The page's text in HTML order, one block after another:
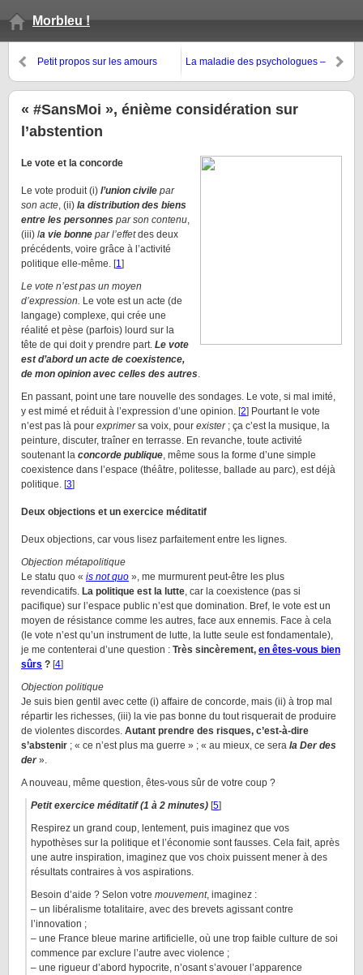
Morbleu !
Petit propos sur les amours
La maladie des psychologues –
« #SansMoi », énième considération sur
l’abstention
Le vote et la concorde
Le vote produit (i) l’union civile par
son acte, (ii) la distribution des biens
entre les personnes par son contenu,
(iii) la vie bonne par l’effetdes deux
précédents, voire grâce à l’activité
politique elle-même. [1]
Le vote n’est pas un moyen
d’expression. Le vote est un acte (de
langage) complexe, qui crée une
réalité et pèse (parfois) lourd sur la
tête de qui doit y prendre part. Le vote
est d’abord un acte de coexistence,
de mon opinion avec celles des autres.
En passant, point une tare nouvelle des sondages. Le vote, si mal imité,
y est mimé et réduit à l’expression d’une opinion. [2] Pourtant le vote
n’est pas là pour exprimersa voix, pour exister; ça c’est la musique, la
peinture, discuter, traîner en terrasse. En revanche, toute activité
soutenant la concorde publique, même sous la forme d’une simple
coexistence dans l’espace (théâtre, politesse, ballade au parc), est déjà
politique. [3]
Deux objections et un exercice méditatif
Deux objections, car vous lisez parfaitement entre les lignes.
Objection métapolitique
Le statu quo « is not quo », me murmurent peut-être les plus
revendicatifs. La politique est la lutte, car la coexistence (pas si
pacifique) sur l’espace public n’est que domination. Bref, le vote est un
moyen de résistance comme les autres, face aux ennemis. Face à cela
(le vote n’est qu’un instrument de lutte, la lutte seule est fondamentale),
je me contenterai d’une question : Très sincèrement, en êtes-vous bien
sûrs ? [4]
Objection politique
Je suis bien gentil avec cette (i) affaire de concorde, mais (ii) à trop mal
répartir les richesses, (iii) la vie pas bonne du tout risquerait de produire
de violentes discordes. Autant prendre des risques, c’est-à-dire
s’abstenir ; « ce n’est plus ma guerre » ; « au mieux, ce sera la Der des
der ».
A nouveau, même question, êtes-vous sûr de votre coup ?
Petit exercice méditatif (1 à 2 minutes) [5]
Respirez un grand coup, lentement, puis imaginez que vos
hypothèses sur la politique et l’économie sont fausses. Cela fait, après
une autre inspiration, imaginez que vos choix puissent mener à des
résultats contraires à vos aspirations.
Besoin d’aide ? Selon votre mouvement, imaginez :
– un libéralisme totalitaire, avec des brevets agissant contre
l’innovation ;
– une France bleue marine artificielle, où une trop faible culture de soi
commence par exclure l’autre avec violence ;
– une rigueur d’abord hypocrite, n’osant s’avouer l’apparence